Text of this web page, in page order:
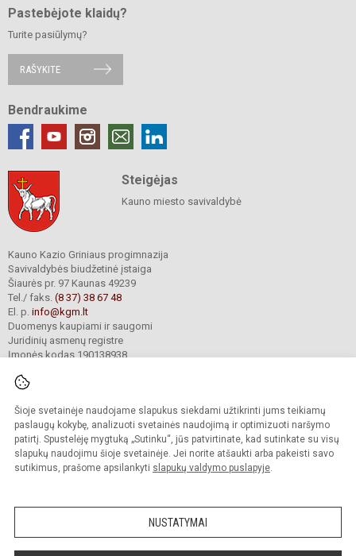
Šioje svetainėje naudojame slapukus siekdami užtikrinti jums teikiamų
paslaugų kokybę, analizuoti svetainės naudojimą ir optimizuoti naršymo
patirtį. Spustelėję mygtuką „Sutinku“, jūs patvirtinate, kad sutinkate su visų
slapukų naudojimu šioje svetainėje. Jei norite atšaukti arba pakeisti savo
sutikimus, prašome apsilankyti slapukų valdymo puslapyje.
NUSTATYMAI
Pastebėjote klaidų?
Turite pasiūlymų?
RAŠYKITE
Bendraukime
Steigėjas
Kauno miesto savivaldybė
Kauno Kazio Griniaus progimnazija
Savivaldybės biudžetinė įstaiga
Šiaurės pr. 97 Kaunas 49239
Tel./ faks. (8 37) 38 67 48
El. p. info@kgm.lt
Duomenys kaupiami ir saugomi
Juridinių asmenų registre
Įmonės kodas 190138938
© 2024. Kauno Kazio Griniaus progimnazija. Visos teisės saugomos.
Kopijuoti turinį be raštiško progimnazijos sutikimo griežtai draudžiama.
Prieinamumo paraiška Slapukų valdymas
Sumanus būdas atnaujinti